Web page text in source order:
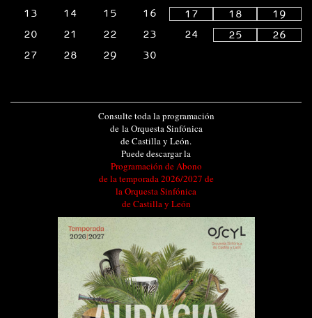
13
14 15 16 17 18
19
20
21 22 23 24 25
26
27
28 29 30
Consulte toda la programación
de la Orquesta Sinfónica
de Castilla y León.
Puede descargar la
Programación de Abono
de la temporada 2026/2027 de
la Orquesta Sinfónica
de Castilla y León